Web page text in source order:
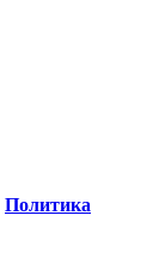
Политика